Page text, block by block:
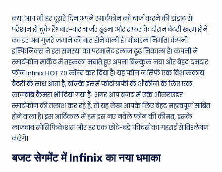
e
w
s
A
ro
u
n
d
h
क्या आप भी हर दूसरे दिन अपने स्मार्टफोन को चार्ज करने की झंझट से
परेशान हो चुके हैं? बार-बार चार्जर ढूंढना और सफर के दौरान बैटरी खत्म होने
का डर अब गुजरे जमाने की बात होने वाली है। मोबाइल निर्माता कंपनी
इन्फिनिक्स ने इस समस्या का परमानेंट इलाज ढूंढ निकाला है। कंपनी ने
स्मार्टफोन मार्केट में तहलका मचाते हुए अपना बिल्कुल नया और बेहद दमदार
फोन Infinix HOT 70 लॉन्च कर दिया है। यह फोन न सिर्फ एक विशालकाय
बैटरी के साथ आता है, बल्कि इसमें फोटोग्राफी के शौकीनों के लिए एक
लाजवाब कैमरा भी दिया गया है। अगर आप बजट में एक ऑलराउंडर
स्मार्टफोन की तलाश कर रहे हैं, तो यह लेख आपके लिए बेहद महत्वपूर्ण साबित
होने वाला है। इस आर्टिकल में हम इस नए नवेले फोन की कीमत, इसके
लाजवाब स्पेसिफिकेशंस और हर एक छोटे-बड़े फीचर्स का गहराई से विश्लेषण
करेंगे।
बजट सेगमेंट में Infinix का नया धमाका